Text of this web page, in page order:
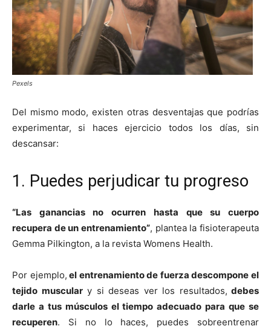
Pexels
Del mismo modo, existen otras desventajas que podrías
experimentar, si haces ejercicio todos los días, sin
descansar:
1. Puedes perjudicar tu progreso
“Las ganancias no ocurren hasta que su cuerpo
recupera de un entrenamiento”, plantea la fisioterapeuta
Gemma Pilkington, a la revista Womens Health.
Por ejemplo, el entrenamiento de fuerza descompone el
tejido musculary si deseas ver los resultados, debes
darle a tus músculos el tiempo adecuado para que se
recuperen. Si no lo haces, puedes sobreentrenar